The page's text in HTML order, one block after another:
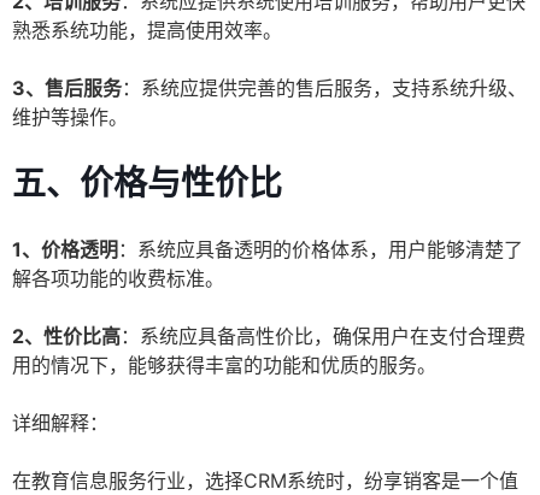
熟悉系统功能，提高使用效率。
3、售后服务：系统应提供完善的售后服务，支持系统升级、
维护等操作。
五、价格与性价比
1、价格透明 ：系统应具备透明的价格体系，用户能够清楚了
解各项功能的收费标准。
2、性价比高：系统应具备高性价比，确保用户在支付合理费
用的情况下，能够获得丰富的功能和优质的服务。
详细解释：
在教育信息服务行业，选择CRM系统时，纷享销客是一个值